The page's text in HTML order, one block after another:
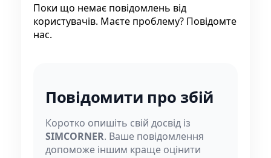
Поки що немає повідомлень від
користувачів. Маєте проблему? Повідомте
нас.
Повідомити про збій
Коротко опишіть свій досвід із
SIMCORNER. Ваше повідомлення
допоможе іншим краще оцінити